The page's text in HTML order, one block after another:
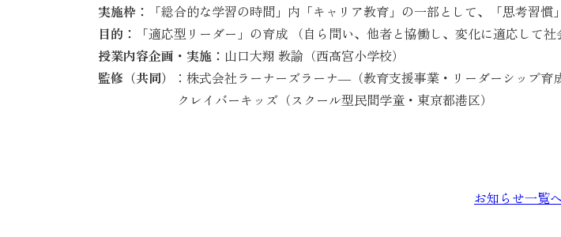
実施枠：
「総合的な学習の時間」内「キャリア教育」の一部として、「思考習慣
目的：
「適応型リーダー」の育成 （自ら問い、他者と協働し、変化に適応して社
授業内容企画・実施： 山口大翔 教諭（西高宮小学校）
監修（共同）
：株式会社ラーナーズラーナ―（教育支援事業・リーダーシップ育
クレイバーキッズ（スクール型民間学童・東京都港区）
お知らせ一覧